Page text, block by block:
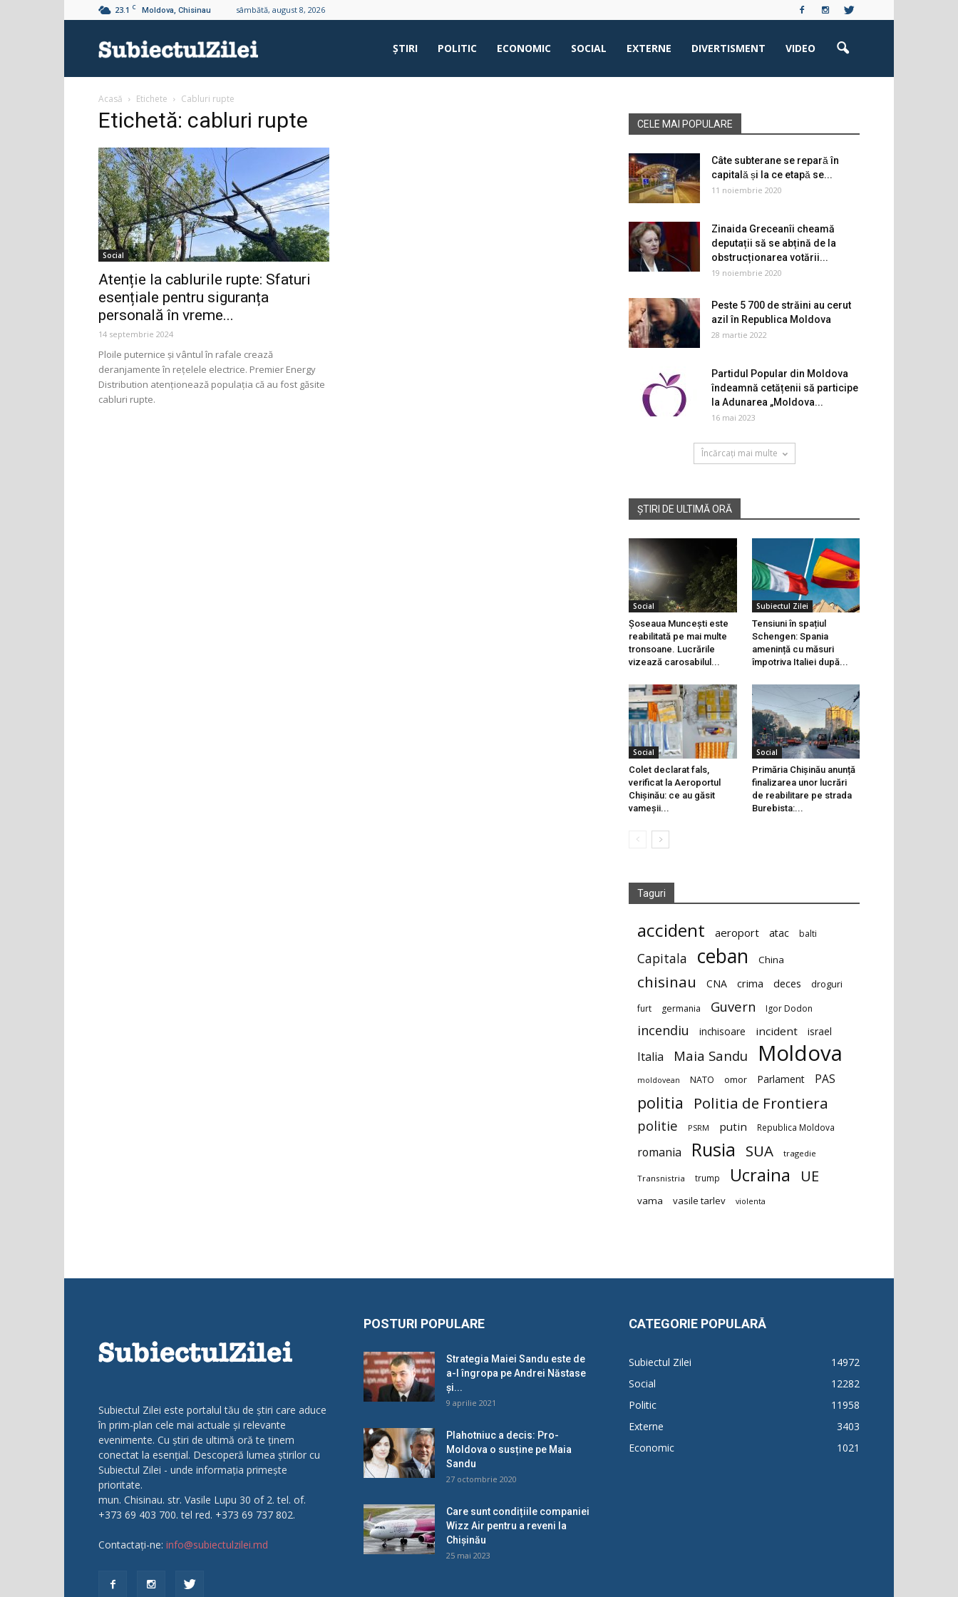
23.1 C Moldova, Chisinau sâmbătă, august 8, 2026
ŞTIRI POLITIC ECONOMIC SOCIAL EXTERNE DIVERTISMENT VIDEO
Acasă Etichete Cabluri rupte
Etichetă: cabluri rupte
Social
Atenție la cablurile rupte: Sfaturi
esențiale pentru siguranța
personală în vreme...
14 septembrie 2024
Ploile puternice și vântul în rafale crează
deranjamente în rețelele electrice. Premier Energy
Distribution atenționează populația că au fost găsite
cabluri rupte.
CELE MAI POPULARE
Câte subterane se repară în
capitală și la ce etapă se...
11 noiembrie 2020
Zinaida Greceanîi cheamă
deputații să se abțină de la
obstrucționarea votării...
19 noiembrie 2020
Peste 5 700 de străini au cerut
azil în Republica Moldova
28 martie 2022
Partidul Popular din Moldova
îndeamnă cetățenii să participe
la Adunarea „Moldova...
16 mai 2023
Încărcați mai multe
ȘTIRI DE ULTIMĂ ORĂ
Social
Șoseaua Muncești este
reabilitată pe mai multe
tronsoane. Lucrările
vizează carosabilul...
Subiectul Zilei
Tensiuni în spațiul
Schengen: Spania
amenință cu măsuri
împotriva Italiei după...
Social
Colet declarat fals,
verificat la Aeroportul
Chișinău: ce au găsit
vameșii...
Social
Primăria Chișinău anunță
finalizarea unor lucrări
de reabilitare pe strada
Burebista:...
Taguri
accident aeroport atac balti
Capitala ceban China
chisinau CNA crima deces droguri
furt germania Guvern Igor Dodon
incendiu inchisoare incident israel
Italia Maia Sandu Moldova
moldovean NATO omor Parlament PAS
politia Politia de Frontiera
politie PSRM putin Republica Moldova
romania Rusia SUA tragedie
Transnistria trump Ucraina UE
vama vasile tarlev violenta
Subiectul Zilei este portalul tău de știri care aduce
în prim-plan cele mai actuale și relevante
evenimente. Cu știri de ultimă oră te ținem
conectat la esențial. Descoperă lumea știrilor cu
Subiectul Zilei - unde informația primește
prioritate.
mun. Chisinau. str. Vasile Lupu 30 of 2. tel. of.
+373 69 403 700. tel red. +373 69 737 802.
Contactați-ne: info@subiectulzilei.md
POSTURI POPULARE
Strategia Maiei Sandu este de
a-l îngropa pe Andrei Năstase
și...
9 aprilie 2021
Plahotniuc a decis: Pro-
Moldova o susține pe Maia
Sandu
27 octombrie 2020
Care sunt condițiile companiei
Wizz Air pentru a reveni la
Chișinău
25 mai 2023
CATEGORIE POPULARĂ
Subiectul Zilei
14972
Social
12282
Politic
11958
Externe
3403
Economic
1021